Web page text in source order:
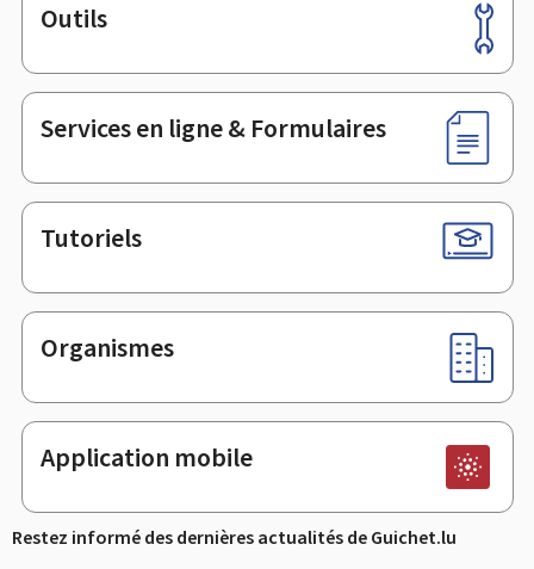
Pied
de
page
Outils
Services en ligne & Formulaires
Tutoriels
Organismes
Application mobile
Restez informé des dernières actualités de Guichet.lu